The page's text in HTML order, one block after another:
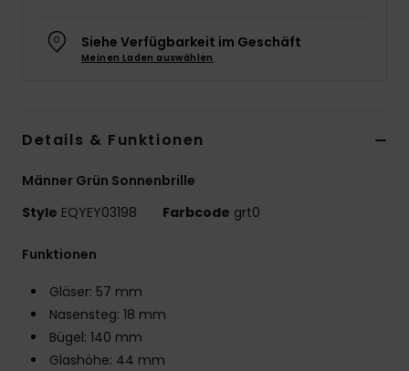
Siehe Verfügbarkeit im Geschäft
Meinen Laden auswählen
Details & Funktionen
Männer Grün Sonnenbrille
Style EQYEY03198 Farbcode grt0
Funktionen
Gläser: 57 mm
Nasensteg: 18 mm
Bügel: 140 mm
Glashöhe: 44 mm